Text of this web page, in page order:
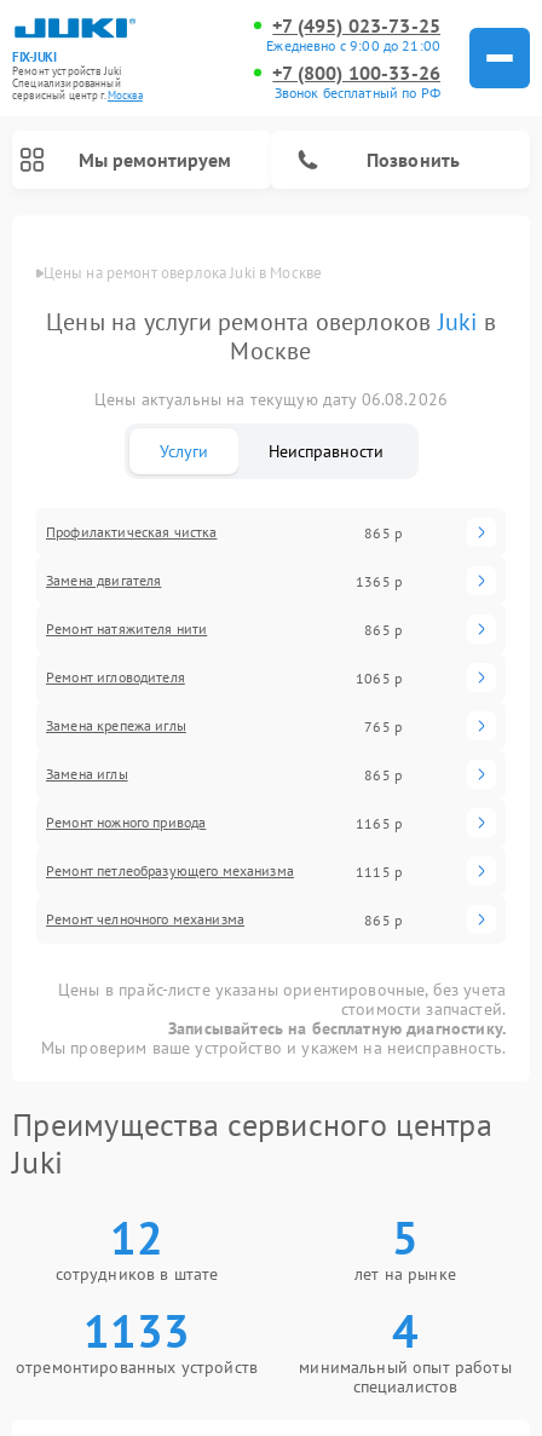
FIX-JUKI
Ремонт устройств Juki
Специализированный
cервисный центр г.Москва
+7 (495) 023-73-25
Ежедневно с 9:00 до 21:00
+7 (800) 100-33-26
Звонок бесплатный по РФ
Мы ремонтируем Позвонить
Цены на ремонт оверлока Juki в Москве
Цены на услуги ремонта оверлоковJuki в
Москве
Цены актуальны на текущую дату 06.08.2026
Услуги Неисправности
Профилактическая чистка 865 р
Замена двигателя 1365 р
Ремонт натяжителя нити 865 р
Ремонт игловодителя 1065 р
Замена крепежа иглы 765 р
Замена иглы 865 р
Ремонт ножного привода 1165 р
Ремонт петлеобразующего механизма 1115 р
Ремонт челночного механизма 865 р
Цены в прайс-листе указаны ориентировочные, без учета
стоимости запчастей.
Записывайтесь на бесплатную диагностику.
Мы проверим ваше устройство и укажем на неисправность.
Преимущества сервисного центра
Juki
12
сотрудников в штате
5
лет на рынке
1133
отремонтированных устройств
4
минимальный опыт работы
специалистов